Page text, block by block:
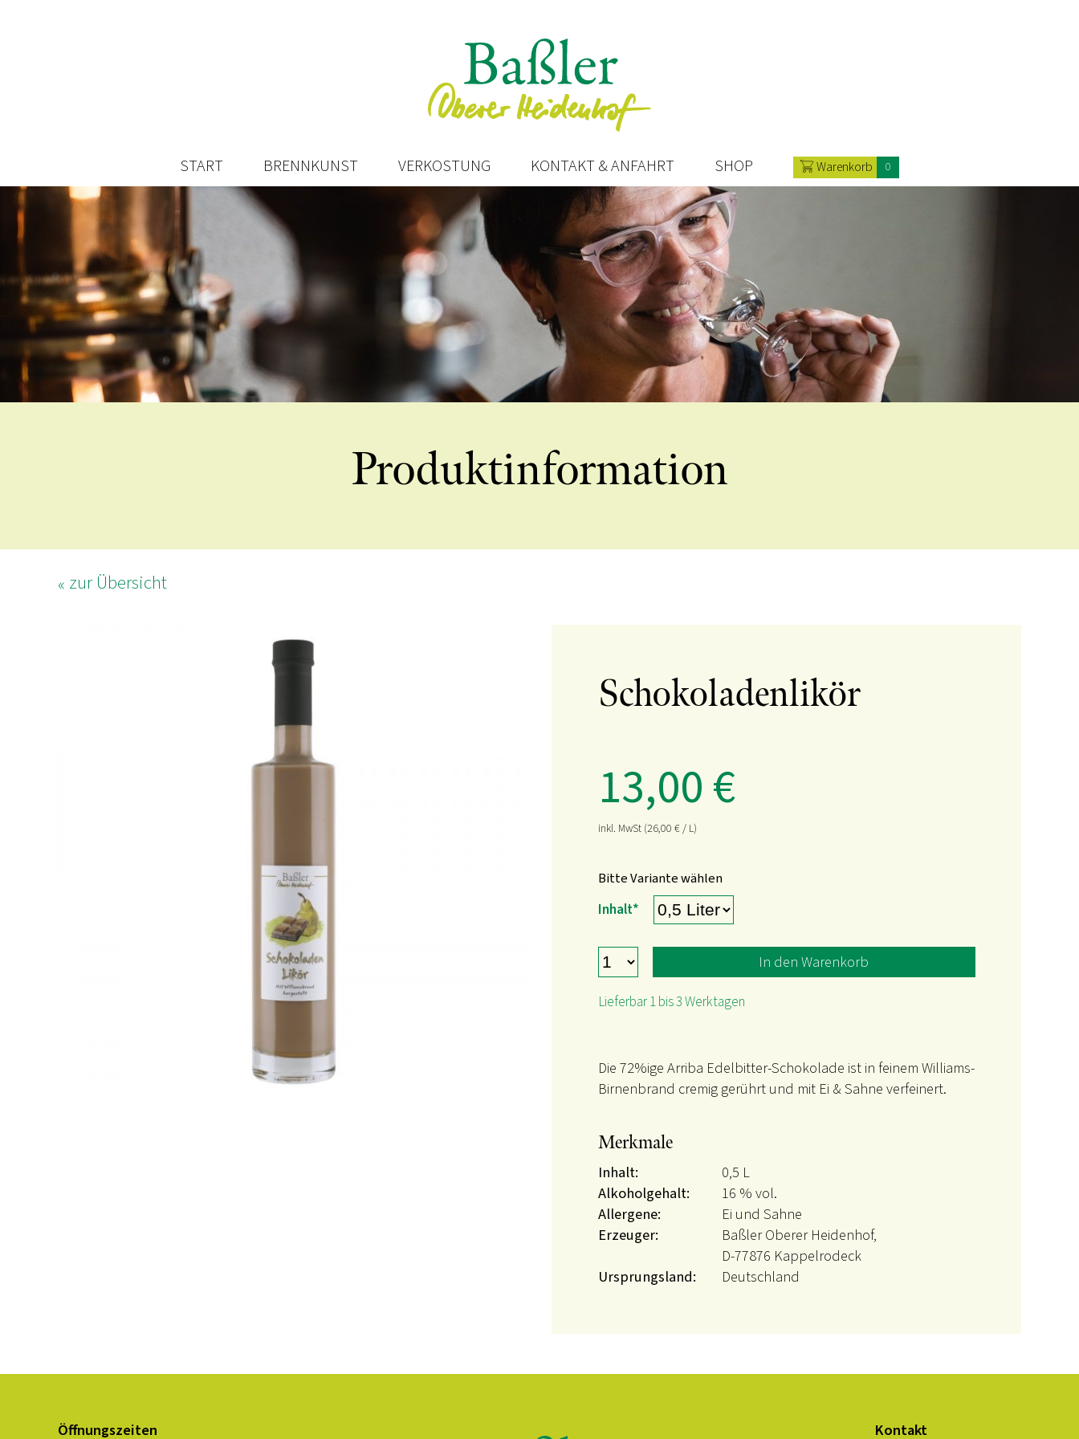
Navigation
überspringen
START BRENNKUNST VERKOSTUNG KONTAKT & ANFAHRT SHOP Warenkorb 0
Produktinformation
zur Übersicht
Schokoladenlikör
13,00€
inkl. MwSt (26,00 €/ L)
Bitte Variante wählen
Pflichtfeld
Inhalt*
In den Warenkorb
Lieferbar 1 bis 3 Werktagen
Die 72%ige Arriba Edelbitter-Schokolade ist in feinem Williams-
Birnenbrand cremig gerührt und mit Ei & Sahne verfeinert.
Merkmale
Inhalt:
0,5 L
Alkoholgehalt:
16 % vol.
Allergene:
Ei und Sahne
Erzeuger:
Baßler Oberer Heidenhof,
D-77876 Kappelrodeck
Ursprungsland:
Deutschland
Öffnungszeiten Kontakt